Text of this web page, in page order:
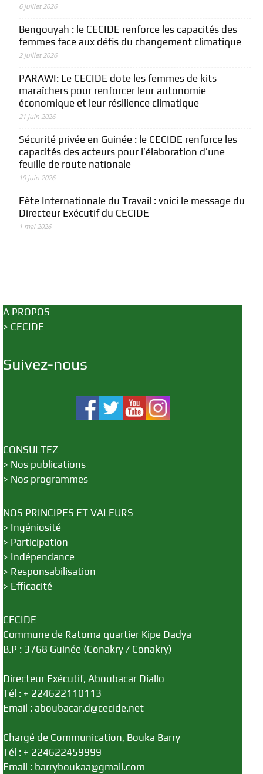
6 juillet 2026
Bengouyah : le CECIDE renforce les capacités des
femmes face aux défis du changement climatique
2 juillet 2026
PARAWI: Le CECIDE dote les femmes de kits
maraîchers pour renforcer leur autonomie
économique et leur résilience climatique
21 juin 2026
Sécurité privée en Guinée : le CECIDE renforce les
capacités des acteurs pour l’élaboration d’une
feuille de route nationale
19 juin 2026
Fête Internationale du Travail : voici le message du
Directeur Exécutif du CECIDE
1 mai 2026
A PROPOS
> CECIDE
Suivez-nous
CONSULTEZ
> Nos publications
> Nos programmes
NOS PRINCIPES ET VALEURS
> Ingéniosité
> Participation
> Indépendance
> Responsabilisation
> Efficacité
CECIDE
Commune de Ratoma quartier Kipe Dadya
B.P : 3768 Guinée (Conakry / Conakry)
Directeur Exécutif, Aboubacar Diallo
Tél : + 224622110113
Email : aboubacar.d@cecide.net
Chargé de Communication, Bouka Barry
Tél : + 224622459999
Email : barryboukaa@gmail.com